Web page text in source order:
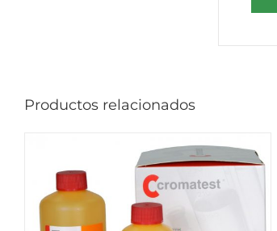
Productos relacionados